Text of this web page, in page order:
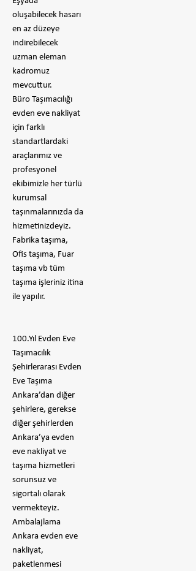
oluşabilecek hasarı
en az düzeye
indirebilecek
uzman eleman
kadromuz
mevcuttur.
Büro Taşımacılığı
evden eve nakliyat
için farklı
standartlardaki
araçlarımız ve
profesyonel
ekibimizle her türlü
kurumsal
taşınmalarınızda da
hizmetinizdeyiz.
Fabrika taşıma,
Ofis taşıma, Fuar
taşıma vb tüm
taşıma işleriniz itina
ile yapılır.
100.Yıl Evden Eve
Taşımacılık
Şehirlerarası Evden
Eve Taşıma
Ankara’dan diğer
şehirlere, gerekse
diğer şehirlerden
Ankara’ya evden
eve nakliyat ve
taşıma hizmetleri
sorunsuz ve
sigortalı olarak
vermekteyiz.
Ambalajlama
Ankara evden eve
nakliyat,
paketlenmesi